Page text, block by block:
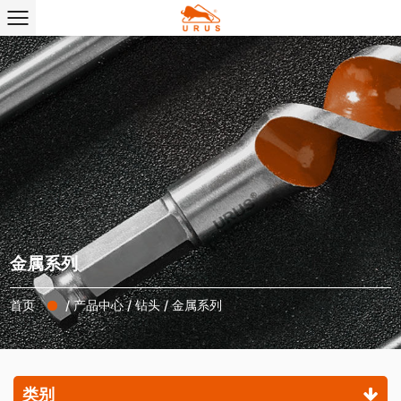
金属系列
首页 /产品中心/钻头/金属系列
类别